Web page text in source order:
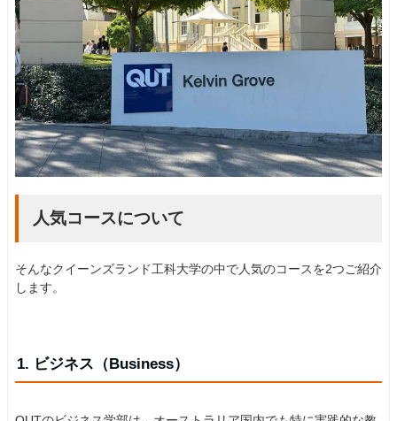
人気コースについて
そんなクイーンズランド工科大学の中で人気のコースを2つご紹介
します。
1. ビジネス（Business）